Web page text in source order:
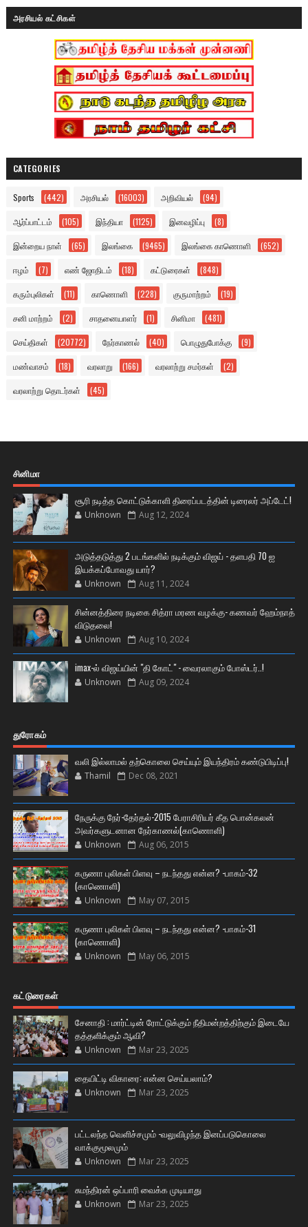
அரசியல் கட்சிகள்
CATEGORIES
Sports (442) அரசியல் (16003) அறிவியல் (94)
ஆர்ப்பாட்டம் (105) இந்தியா (1125) இனவழிப்பு (8)
இன்றைய நாள் (65) இலங்கை (9465) இலங்கை காணொளி (652)
ஈழம் (7) எண் ஜோதிடம் (18) கட்டுரைகள் (848)
கரும்புலிகள் (11) காணொளி (228) குருமாற்றம் (19)
சனி மாற்றம் (2) சாதனையாளர் (1) சினிமா (481)
செய்திகள் (20772) நேர்காணல் (40) பொழுதுபோக்கு (9)
மண்வாசம் (18) வரலாறு (166) வரலாற்று சமர்கள் (2)
வரலாற்று தொடர்கள் (45)
சினிமா
சூரி நடித்த கொட்டுக்காளி திரைப்படத்தின் டிரைலர் அப்டேட்!
Unknown Aug 12, 2024
அடுத்தடுத்து 2 படங்களில் நடிக்கும் விஜய் - தளபதி 70 ஐ
இயக்கப்போவது யார்?
Unknown Aug 11, 2024
சின்னத்திரை நடிகை சித்ரா மரண வழக்கு- கணவர் ஹேம்நாத்
விடுதலை!
Unknown Aug 10, 2024
imax-ல் விஜய்யின் "தி கோட்" - வைரலாகும் போஸ்டர்..!
Unknown Aug 09, 2024
துரோகம்
வலி இல்லாமல் தற்கொலை செய்யும் இயந்திரம் கண்டுபிடிப்பு!
Thamil Dec 08, 2021
நேருக்கு நேர்-தேர்தல்-2015 பேராசிரியர் கீத பொன்கலன்
அவர்களுடனான நேர்காணல்(காணொளி)
Unknown Aug 06, 2015
கருணா புலிகள் பிளவு – நடந்தது என்ன? -பாகம்-32
(காணொளி)
Unknown May 07, 2015
கருணா புலிகள் பிளவு – நடந்தது என்ன? -பாகம்-31
(காணொளி)
Unknown May 06, 2015
கட்டுரைகள்
சேனாதி : மார்ட்டின் ரோட்டுக்கும் நீதிமன்றத்திற்கும் இடையே
தத்தளிக்கும் ஆவி?
Unknown Mar 23, 2025
தையிட்டி விகாரை: என்ன செய்யலாம்?
Unknown Mar 23, 2025
பட்டலந்த வெளிச்சமும் -வலுவிழந்த இனப்படுகொலை
வாக்குமூலமும்
Unknown Mar 23, 2025
சுமந்திரன் ஒப்பாரி வைக்க முடியாது
Unknown Mar 23, 2025